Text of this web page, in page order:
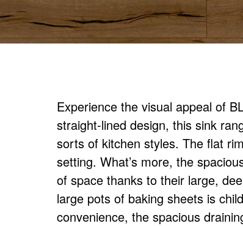
METRA
Modern design with spacious
Experience the visual appeal of
straight-lined design, this sink
sorts of kitchen styles. The flat
setting. What’s more, the
of space thanks to their large,
large pots of baking sheets is
convenience, the spacious
a worktop. As all METRA sinks
Silgranit, they are particularly easy-
acid-resistant. What's more,
available in flushmount
sinks can be installed reversibly –